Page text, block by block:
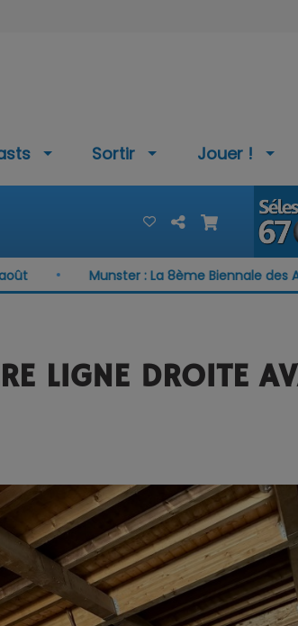
Sortir Jouer !
Munster : La 8ème Biennale des Arts
LIGNE DROITE